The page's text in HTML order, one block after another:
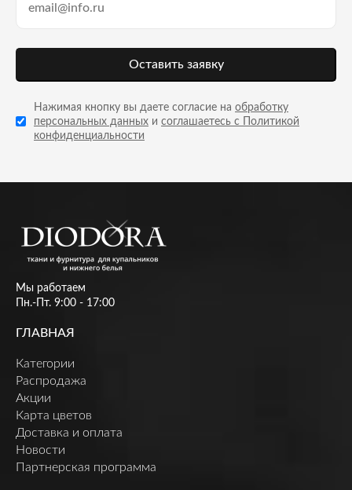
Оставить заявку
Нажимая кнопку вы даете согласие на обработку
персональных данных и соглашаетесь с Политикой
конфиденциальности
Мы работаем
Пн.-Пт. 9:00 - 17:00
ГЛАВНАЯ
Категории
Распродажа
Акции
Карта цветов
Доставка и оплата
Новости
Партнерская программа